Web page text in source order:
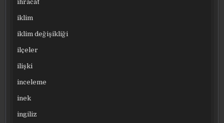
ihracat
iklim
iklim değişikliği
ilçeler
ilişki
inceleme
inek
ingiliz